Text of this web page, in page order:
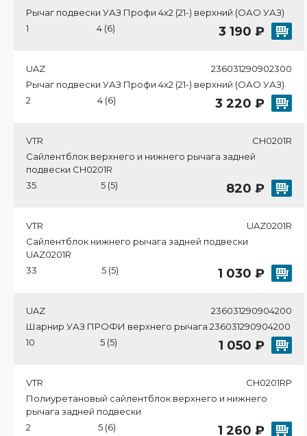
Рычаг подвески УАЗ Профи 4х2 (21-) верхний (ОАО УАЗ)
1
4 (6) 3 190 ₽
UAZ
236031290902300
Рычаг подвески УАЗ Профи 4х2 (21-) верхний (ОАО УАЗ)
2
4 (6) 3 220 ₽
VTR
CH0201R
Сайлентблок верхнего и нижнего рычага задней
подвески CH0201R
35
5 (5) 820 ₽
VTR
UAZ0201R
Сайлентблок нижнего рычага задней подвески
UAZ0201R
33
5 (5) 1 030 ₽
UAZ
236031290904200
Шарнир УАЗ ПРОФИ верхнего рычага 236031290904200
10
5 (5) 1 050 ₽
VTR
CH0201RP
Полиуретановый сайлентблок верхнего и нижнего
рычага задней подвески
2
5 (6) 1 260 ₽